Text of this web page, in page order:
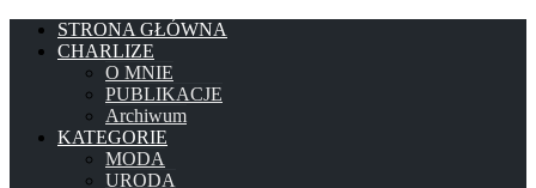
STRONA GŁÓWNA
CHARLIZE
O MNIE
PUBLIKACJE
Archiwum
KATEGORIE
MODA
URODA